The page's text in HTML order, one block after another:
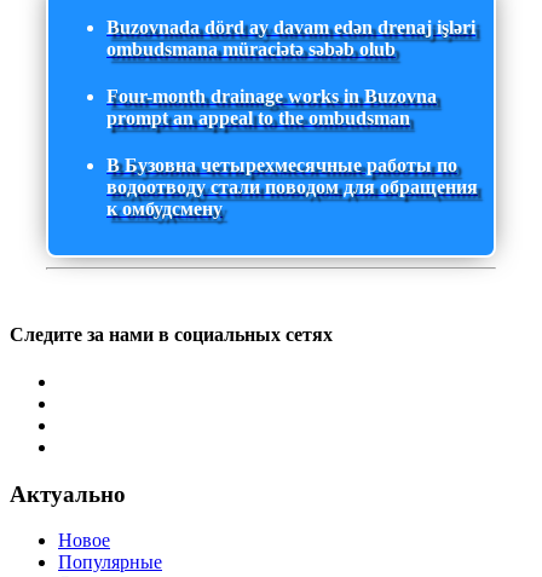
Buzovnada dörd ay davam edən drenaj işləri
ombudsmana müraciətə səbəb olub
Four-month drainage works in Buzovna
prompt an appeal to the ombudsman
В Бузовна четырехмесячные работы по
водоотводу стали поводом для обращения
к омбудсмену
Следите за нами в социальных сетях
Актуально
Новое
Популярные